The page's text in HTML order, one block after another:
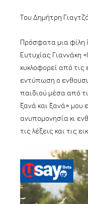
Του Δημήτρη
Πρόσφατα μια φίλη
Ευτυχίας Γιαννάκη
κυκλοφορεί από τις
εντύπωση ο
παιδιού μέσα από
ξανά και ξανά» μου
ανυπομονησία κι
τις λέξεις και τις